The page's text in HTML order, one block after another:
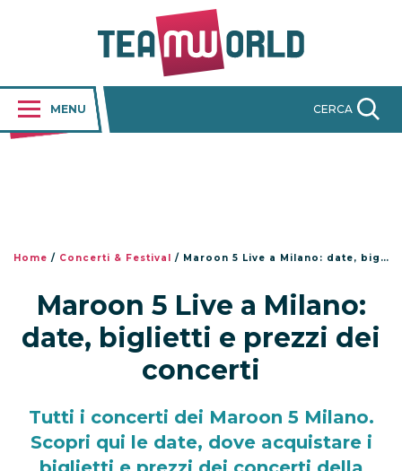
MENU CERCA
Home / Concerti & Festival / Maroon 5 Live a Milano: date, biglietti e prezzi dei concerti
Maroon 5 Live a Milano:
date, biglietti e prezzi dei
concerti
Tutti i concerti dei Maroon 5 Milano.
Scopri qui le date, dove acquistare i